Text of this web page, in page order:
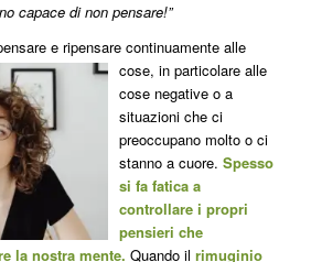
capace di non pensare!”
e ripensare continuamente alle
cose, in particolare alle
cose negative o a
situazioni che ci
preoccupano molto o ci
stanno a cuore. Spesso
si fa fatica a
controllare i propri
pensieri che
la nostra mente. Quando il rimuginio